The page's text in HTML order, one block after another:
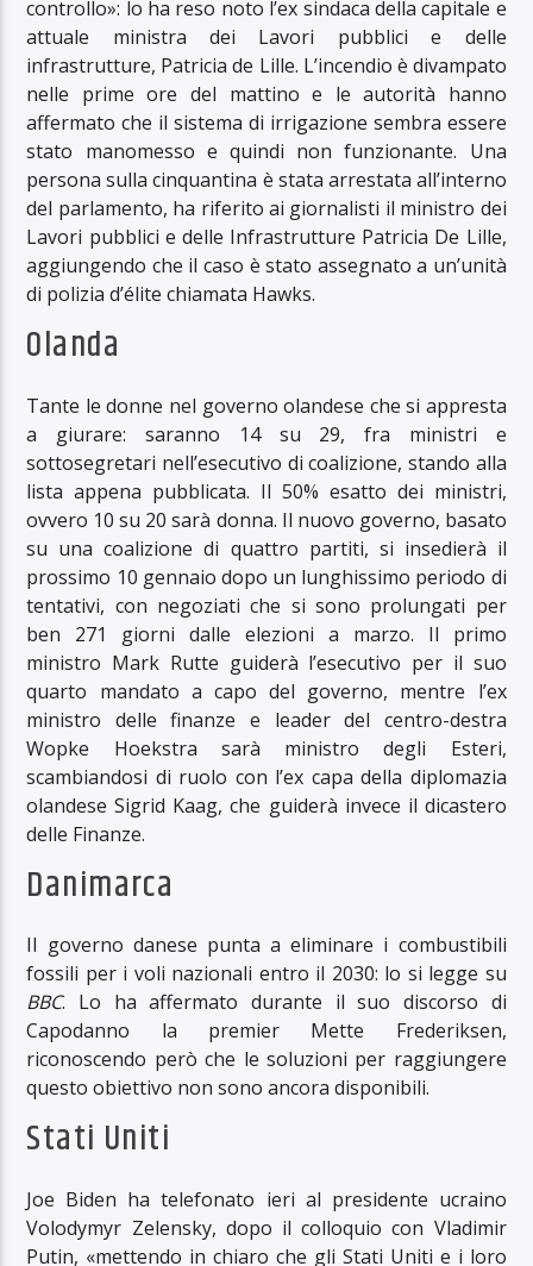
controllo»: lo ha reso noto l’ex sindaca della capitale e
attuale ministra dei Lavori pubblici e delle
infrastrutture, Patricia de Lille. L’incendio è divampato
nelle prime ore del mattino e le autorità hanno
affermato che il sistema di irrigazione sembra essere
stato manomesso e quindi non funzionante. Una
persona sulla cinquantina è stata arrestata all’interno
del parlamento, ha riferito ai giornalisti il ​​ministro dei
Lavori pubblici e delle Infrastrutture Patricia De Lille,
aggiungendo che il caso è stato assegnato a un’unità
di polizia d’élite chiamata Hawks.
Olanda
Tante le donne nel governo olandese che si appresta
a giurare: saranno 14 su 29, fra ministri e
sottosegretari nell’esecutivo di coalizione, stando alla
lista appena pubblicata. Il 50% esatto dei ministri,
ovvero 10 su 20 sarà donna. Il nuovo governo, basato
su una coalizione di quattro partiti, si insedierà il
prossimo 10 gennaio dopo un lunghissimo periodo di
tentativi, con negoziati che si sono prolungati per
ben 271 giorni dalle elezioni a marzo. Il primo
ministro Mark Rutte guiderà l’esecutivo per il suo
quarto mandato a capo del governo, mentre l’ex
ministro delle finanze e leader del centro-destra
Wopke Hoekstra sarà ministro degli Esteri,
scambiandosi di ruolo con l’ex capa della diplomazia
olandese Sigrid Kaag, che guiderà invece il dicastero
delle Finanze.
Danimarca
Il governo danese punta a eliminare i combustibili
fossili per i voli nazionali entro il 2030: lo si legge su
BBC. Lo ha affermato durante il suo discorso di
Capodanno la premier Mette Frederiksen,
riconoscendo però che le soluzioni per raggiungere
questo obiettivo non sono ancora disponibili.
Stati Uniti
Joe Biden ha telefonato ieri al presidente ucraino
Volodymyr Zelensky, dopo il colloquio con Vladimir
Putin, «mettendo in chiaro che gli Stati Uniti e i loro